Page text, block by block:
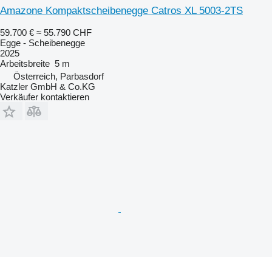
Amazone Kompaktscheibenegge Catros XL 5003-2TS
59.700 € ≈ 55.790 CHF
Egge - Scheibenegge
2025
Arbeitsbreite 5 m
Österreich, Parbasdorf
Katzler GmbH & Co.KG
Verkäufer kontaktieren